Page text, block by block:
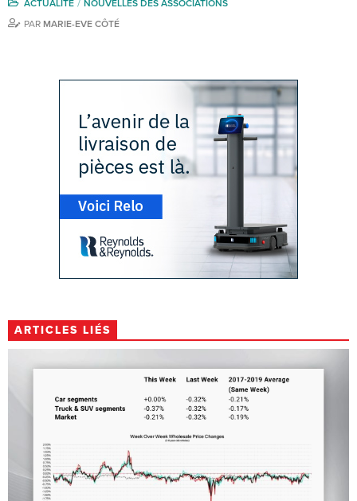
ACTUALITÉ
NOUVELLES DES ASSOCIATIONS
PAR MARIE-EVE CÔTÉ
ARTICLES LIÉS